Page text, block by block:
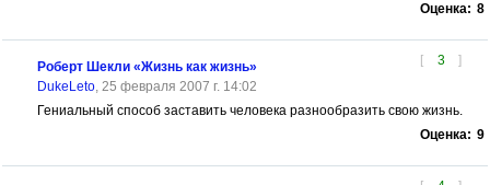
Оценка: 8
[ 3 ]
Роберт Шекли «Жизнь как жизнь»
DukeLeto, 25 февраля 2007 г. 14:02
Гениальный способ заставить человека разнообразить свою жизнь.
Оценка: 9